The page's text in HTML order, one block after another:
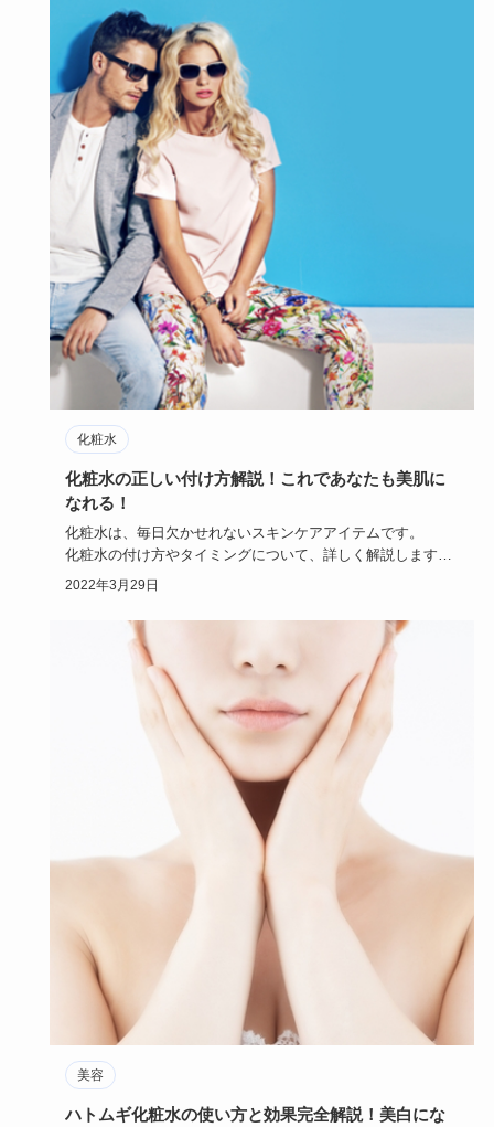
化粧水
化粧水の正しい付け方解説！これであなたも美肌に
なれる！
化粧水は、毎日欠かせれないスキンケアアイテムです。
化粧水の付け方やタイミングについて、詳しく解説します。
化粧水の正…
2022年3月29日
美容
ハトムギ化粧水の使い方と効果完全解説！美白にな